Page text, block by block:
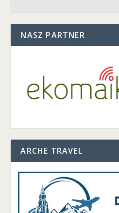
NASZ PARTNER
ARCHE TRAVEL